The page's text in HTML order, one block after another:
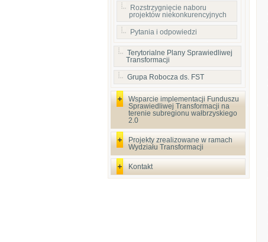
Rozstrzygnięcie naboru
projektów niekonkurencyjnych
Pytania i odpowiedzi
Terytorialne Plany Sprawiedliwej
Transformacji
Grupa Robocza ds. FST
Wsparcie implementacji Funduszu
Sprawiedliwej Transformacji na
terenie subregionu wałbrzyskiego
2.0
Projekty zrealizowane w ramach
Wydziału Transformacji
Kontakt